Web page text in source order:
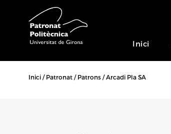
Inici
Inici Patronat Patrons Arcadi Pla SA